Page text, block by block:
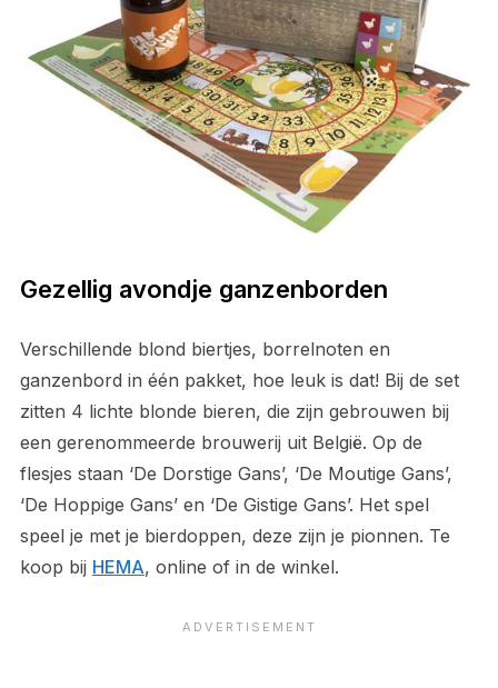
Gezellig avondje ganzenborden
Verschillende blond biertjes, borrelnoten en
ganzenbord in één pakket, hoe leuk is dat! Bij de set
zitten 4 lichte blonde bieren, die zijn gebrouwen bij
een gerenommeerde brouwerij uit België. Op de
flesjes staan ‘De Dorstige Gans’, ‘De Moutige Gans’,
‘De Hoppige Gans’ en ‘De Gistige Gans’. Het spel
speel je met je bierdoppen, deze zijn je pionnen. Te
koop bij HEMA, online of in de winkel.